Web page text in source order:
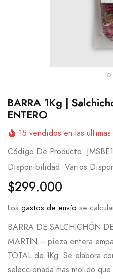
BARRA 1Kg |
ENTERO
15 vendidos en las ultimas
Código De Producto:
Disponibilidad: Varios
$299.000
Los gastos de envío se
BARRA DE SALCHICHÓN
MARTIN -- pieza entera
TOTAL de 1Kg. Se elabora
seleccionada mas molido